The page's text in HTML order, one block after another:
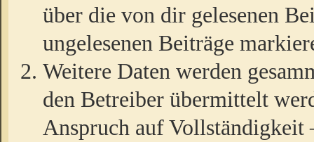
über die von dir gelesenen
ungelesenen Beiträge
Weitere Daten werden
den Betreiber übermittelt
Anspruch auf